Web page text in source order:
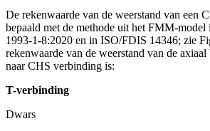
De rekenwaarde van de weerstand van een
bepaald met de methode uit het FMM-
1993-1-8:2020 en in ISO/FDIS 14346; zie
rekenwaarde van de weerstand van de axiaal
naar CHS verbinding is:
T-verbinding
Dwars